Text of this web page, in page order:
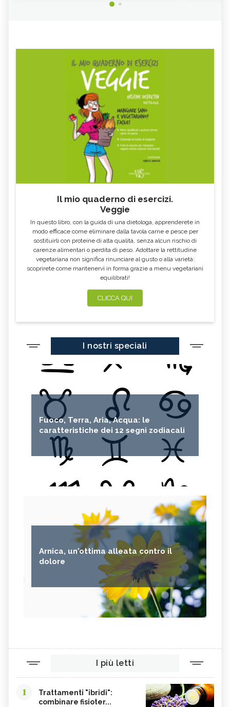
Il mio quaderno di esercizi.
Veggie
In questo libro, con la guida di una dietologa, apprenderete in
modo efficace come eliminare dalla tavola carne e pesce per
sostituirli con proteine di alta qualità, senza alcun rischio di
carenze alimentari o perdita di peso. Adottare la rettitudine
vegetariana non significa rinunciare al gusto o alla varietà:
scoprirete come mantenervi in forma grazie a menu vegetariani
equilibrati!
CLICCA QUI
I nostri speciali
Fuoco, Terra, Aria, Acqua: le
caratteristiche dei 12 segni zodiacali
Arnica, un'ottima alleata contro il
dolore
I più letti
1
Trattamenti "ibridi":
combinare fisioter...